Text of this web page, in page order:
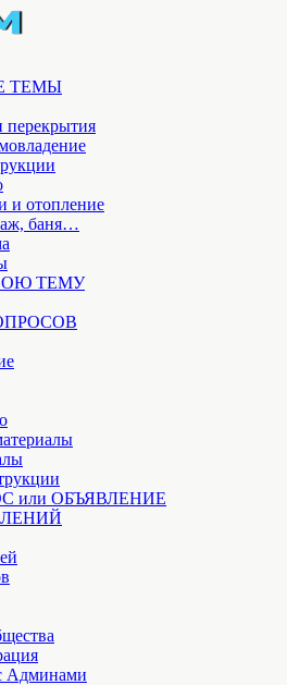
ТЕМЫ
и отопление
баня…
ТЕМУ
или ОБЪЯВЛЕНИЕ
Админами